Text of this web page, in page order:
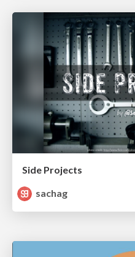
Side Projects
sachag